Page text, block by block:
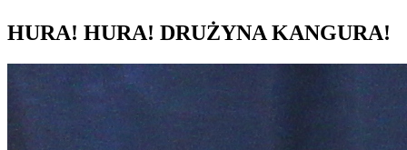
HURA! HURA! DRUŻYNA KANGURA!